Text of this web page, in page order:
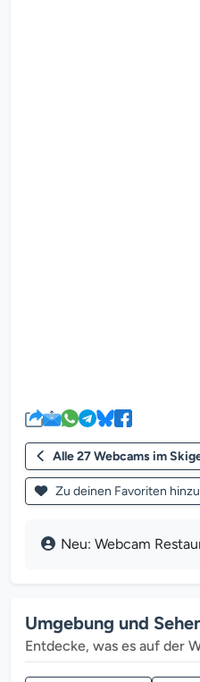
Alle 27 Webcams im
Zu deinen Favoriten
Neu: Webcam
Umgebung und
Entdecke, was es auf der